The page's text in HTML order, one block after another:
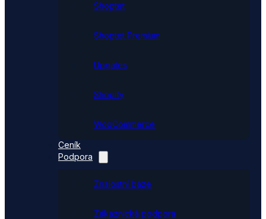
Shoptet
Shoptet Premium
Upgates
Shopify
WooCommerce
Ceník
Podpora
Znalostní báze
Zákaznická podpora